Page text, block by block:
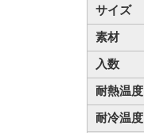
サイズ
素材
入数
耐熱温度
耐冷温度